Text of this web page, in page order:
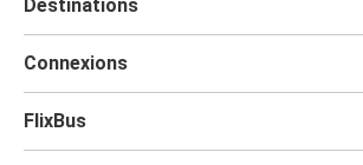
Destinations
Connexions
FlixBus